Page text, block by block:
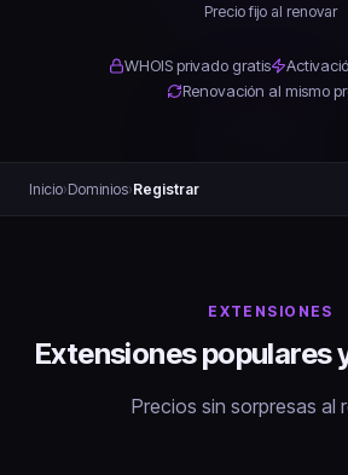
Precio fijo al renovar
WHOIS privado gratis
Renovación al mismo
Inicio›Dominios›Registrar
EXTENSIONES
Extensiones populares
Precios sin sorpresas al